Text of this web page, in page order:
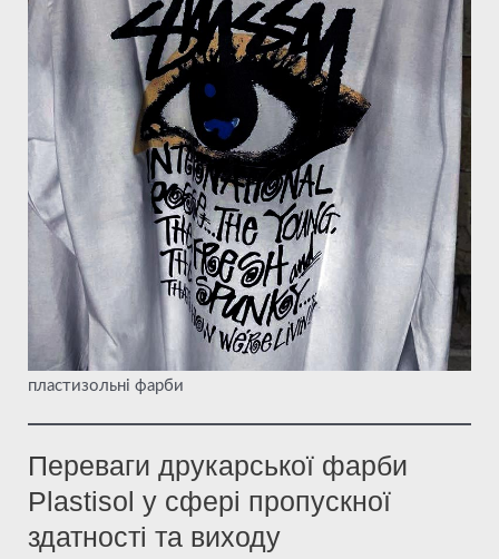
пластизольні фарби
Переваги друкарської фарби
Plastisol у сфері пропускної
здатності та виходу